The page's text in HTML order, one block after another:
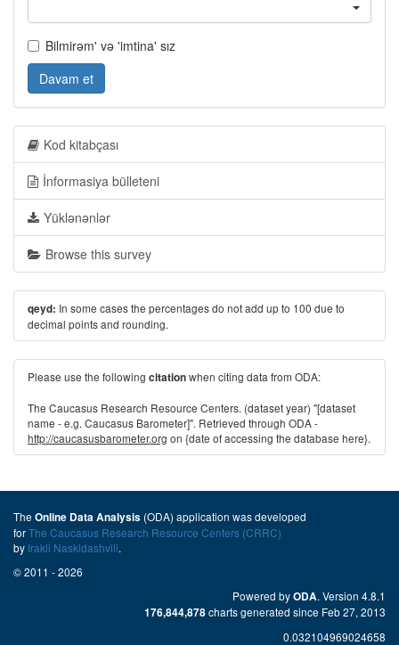
Bilmirəm' və 'imtina' sız
Davam et
Kod kitabçası
İnformasiya bülleteni
Yüklənənlər
Browse this survey
qeyd: In some cases the percentages do not add up to 100 due to
decimal points and rounding.
Please use the following citationwhen citing data from ODA:
The Caucasus Research Resource Centers. (dataset year) "[dataset
name - e.g. Caucasus Barometer]". Retrieved through ODA -
http://caucasusbarometer.org on {date of accessing the database here}.
The Online Data Analysis (ODA) application was developed
forThe Caucasus Research Resource Centers (CRRC)
by Irakli Naskidashvili.
© 2011 - 2026
Powered byODA. Version 4.8.1
176,844,878charts generated since Feb 27, 2013
0.032104969024658